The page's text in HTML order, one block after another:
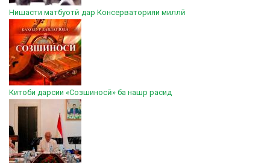
Нишасти матбуотӣ дар Консерваторияи миллӣ
Китоби дарсии «Созшиносӣ» ба нашр расид